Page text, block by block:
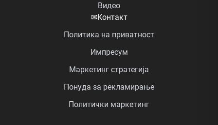
Видео
✉Контакт
Политика на приватност
Импресум
Маркетинг стратегија
Понуда за рекламирање
Политички маркетинг